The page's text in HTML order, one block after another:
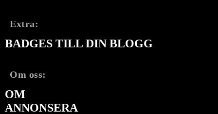
Extra:
BADGES TILL DIN BLOGG
Om oss:
OM
ANNONSERA